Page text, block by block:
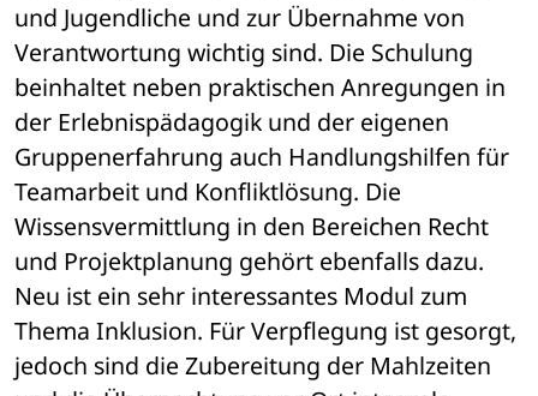
und Jugendliche und zur Übernahme von
Verantwortung wichtig sind. Die Schulung
beinhaltet neben praktischen Anregungen in
der Erlebnispädagogik und der eigenen
Gruppenerfahrung auch Handlungshilfen für
Teamarbeit und Konfliktlösung. Die
Wissensvermittlung in den Bereichen Recht
und Projektplanung gehört ebenfalls dazu.
Neu ist ein sehr interessantes Modul zum
Thema Inklusion. Für Verpflegung ist gesorgt,
jedoch sind die Zubereitung der Mahlzeiten